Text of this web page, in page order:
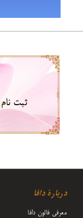
ثبت
دربارۀ دافا
معرفی فالون دافا